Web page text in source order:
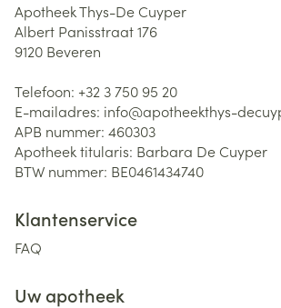
Apotheek Thys-De Cuyper
Albert Panisstraat 176
9120 Beveren
Telefoon: +32 3 750 95 20
E-mailadres: info@apotheekthys-
APB nummer: 460303
Apotheek titularis: Barbara De Cuyper
BTW nummer: BE0461434740
Klantenservice
FAQ
Uw apotheek